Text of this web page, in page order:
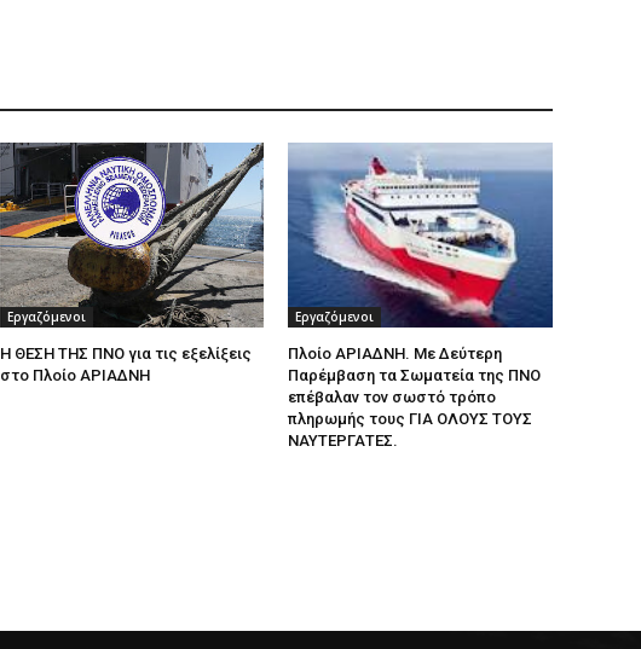
Εργαζόμενοι
Η ΘΕΣΗ ΤΗΣ ΠΝΟ για τις εξελίξεις
στο Πλοίο ΑΡΙΑΔΝΗ
Εργαζόμενοι
Πλοίο ΑΡΙΑΔΝΗ. Με Δεύτερη
Παρέμβαση τα Σωματεία της ΠΝΟ
επέβαλαν τον σωστό τρόπο
πληρωμής τους ΓΙΑ ΟΛΟΥΣ ΤΟΥΣ
ΝΑΥΤΕΡΓΑΤΕΣ.